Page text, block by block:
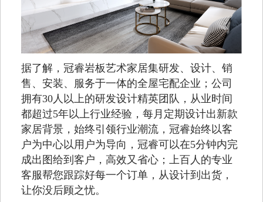
据了解，冠睿岩板艺术家居集研发、设计、销
售、安装、服务于一体的全屋宅配企业；公司
拥有30人以上的研发设计精英团队，从业时间
都超过5年以上行业经验，每月定期设计出新款
家居背景，始终引领行业潮流，冠睿始终以客
户为中心以用户为导向，冠睿可以在5分钟内完
成出图给到客户，高效又省心；上百人的专业
客服帮您跟踪好每一个订单，从设计到出货，
让你没后顾之忧。